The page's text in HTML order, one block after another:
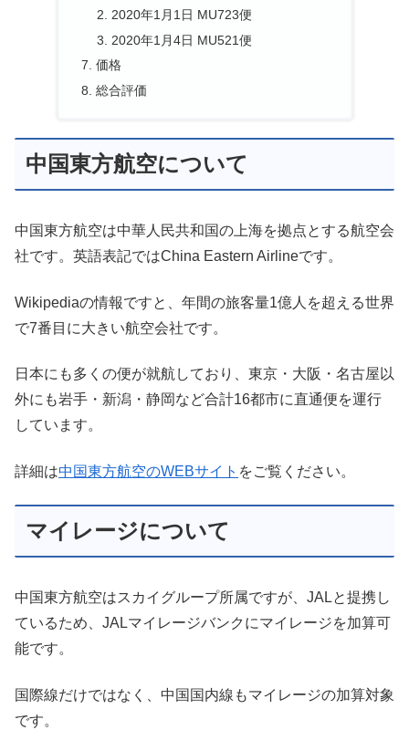
2020年1月1日 MU723便
2020年1月4日 MU521便
価格
総合評価
中国東方航空について
中国東方航空は中華人民共和国の上海を拠点とする航空会
社です。英語表記ではChina Eastern Airlineです。
Wikipediaの情報ですと、年間の旅客量1億人を超える世界
で7番目に大きい航空会社です。
日本にも多くの便が就航しており、東京・大阪・名古屋以
外にも岩手・新潟・静岡など合計16都市に直通便を運行
しています。
詳細は中国東方航空のWEBサイト をご覧ください。
マイレージについて
中国東方航空はスカイグループ所属ですが、JALと提携し
ているため、JALマイレージバンクにマイレージを加算可
能です。
国際線だけではなく、中国国内線もマイレージの加算対象
です。